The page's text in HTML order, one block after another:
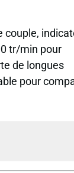
couple,
tr/min pour
de longues
pour